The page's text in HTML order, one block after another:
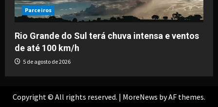
Parceiros
Rio Grande do Sul terá chuva intensa e ventos
de até 100 km/h
5 de agosto de 2026
Copyright © All rights reserved. | MoreNews by AF themes.